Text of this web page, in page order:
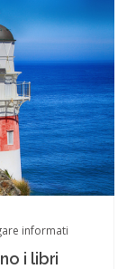
informati
i libri